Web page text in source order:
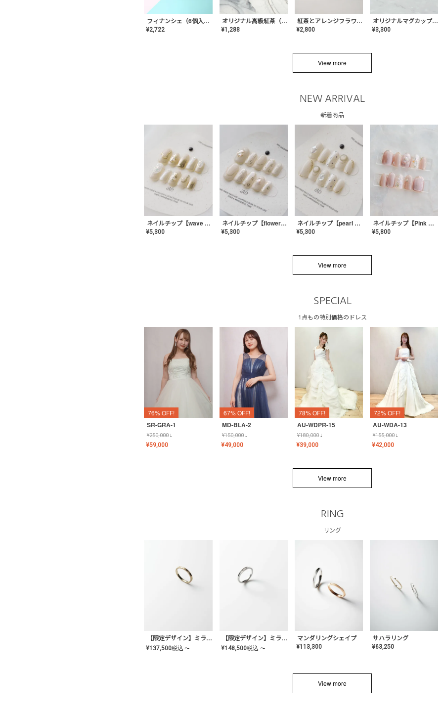
フィナンシェ（6個入り）
¥2,722
オリジナル高級紅茶（TIME/タイム）【ギフト/プチギフト/プレゼント/内祝い/結婚式/オリジナル配合/高品質/ハーブティー/茶葉/記念日/お返し/手土産/美容/おしゃれ】
¥1,288
紅茶とアレンジフラワーのセット
¥2,800
オリジナルマグカップ【AT-TW-03】ギフトセット有/プレゼント/内祝い/結婚式/ペア/食器/テーブルウェア/記念日/お返し/特別/高級/おしゃれ
¥3,300
View more
NEW ARRIVAL
新着商品
ネイルチップ【wave mirror】AE-CONA-04
¥5,300
ネイルチップ【flower shell】AE-CONA-03
¥5,300
ネイルチップ【pearl bijou】AE-CONA-02
¥5,300
ネイルチップ【Pink Glow Nail】MK-CONA-04
¥5,800
View more
SPECIAL
1点もの特別価格のドレス
76% OFF!
SR-GRA-1
¥250,000↓
¥59,000
67% OFF!
MD-BLA-2
¥150,000↓
¥49,000
78% OFF!
AU-WDPR-15
¥180,000↓
¥39,000
72% OFF!
AU-WDA-13
¥155,000↓
¥42,000
View more
RING
リング
【限定デザイン】ミライ(mill-ai)リング
¥137,500税込 〜
【限定デザイン】ミライ(mill-ai)リング
¥148,500税込 〜
マンダリングシェイプ
¥113,300
サハラリング
¥63,250
View more